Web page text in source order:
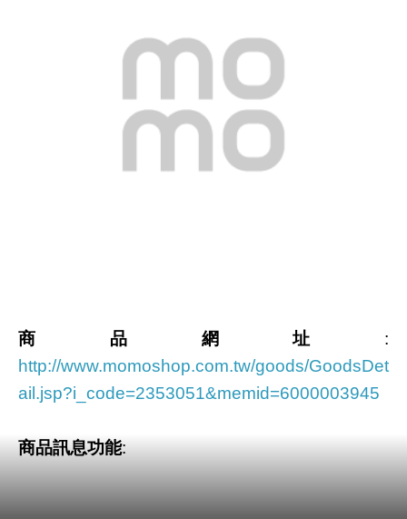
商品網址 :
http://www.momoshop.com.tw/goods/GoodsDet
ail.jsp?i_code=2353051&memid=6000003945
商品訊息功能: